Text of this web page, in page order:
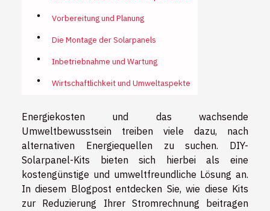
Vorbereitung und Planung
Die Montage der Solarpanels
Inbetriebnahme und Wartung
Wirtschaftlichkeit und Umweltaspekte
Energiekosten und das wachsende
Umweltbewusstsein treiben viele dazu, nach
alternativen Energiequellen zu suchen. DIY-
Solarpanel-Kits bieten sich hierbei als eine
kostengünstige und umweltfreundliche Lösung an.
In diesem Blogpost entdecken Sie, wie diese Kits
zur Reduzierung Ihrer Stromrechnung beitragen